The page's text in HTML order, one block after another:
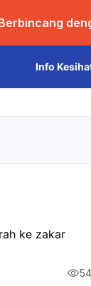
Info
ke zakar
54